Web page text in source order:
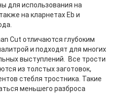
для использования на
на кларнетах Eb и
Cut отличаются глубоким
и подходят для многих
выступлений. Все трости
из толстых заготовок,
стебля тростника. Такие
меньшего разброса